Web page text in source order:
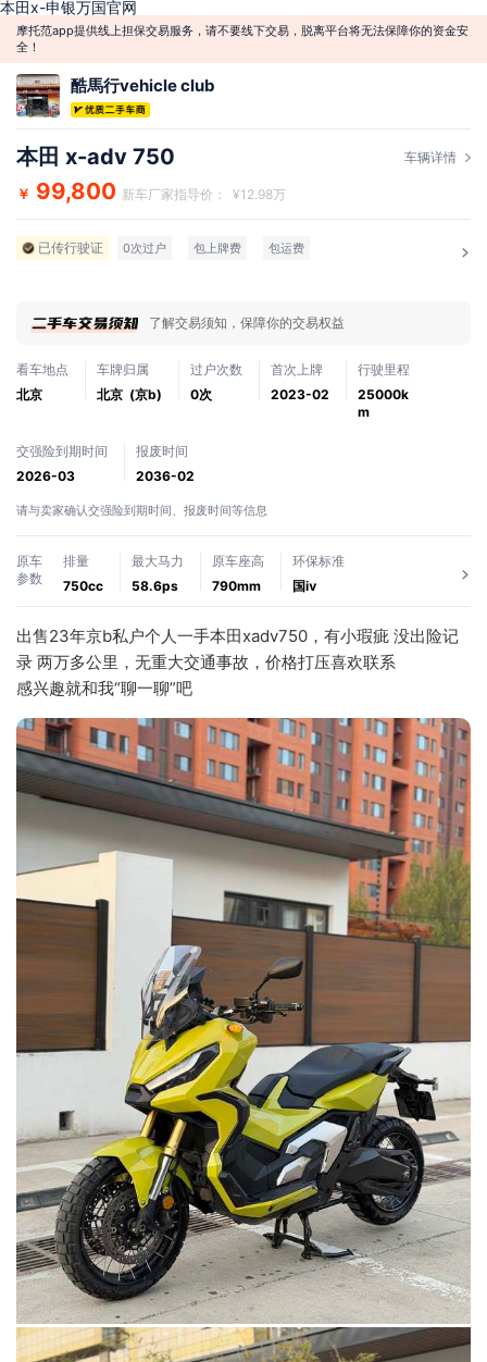
本田x-申银万国官网
摩托范app提供线上担保交易服务，请不要线下交易，脱离平台将无法保障你的资金安
全！
酷馬行vehicle club
本田 x-adv 750 车辆详情
￥ 99,800 新车厂家指导价： ¥12.98万
已传行驶证 0次过户 包上牌费 包运费
了解交易须知，保障你的交易权益
看车地点
北京
车牌归属
北京 (京b)
过户次数
0次
首次上牌
2023-02
行驶里程
25000k
m
交强险到期时间
2026-03
报废时间
2036-02
请与卖家确认交强险到期时间、报废时间等信息
原车
参数
排量
750cc
最大马力
58.6ps
原车座高
790mm
环保标准
国ⅳ
出售23年京b私户个人一手本田xadv750，有小瑕疵 没出险记
录 两万多公里，无重大交通事故，价格打压喜欢联系
感兴趣就和我“聊一聊”吧